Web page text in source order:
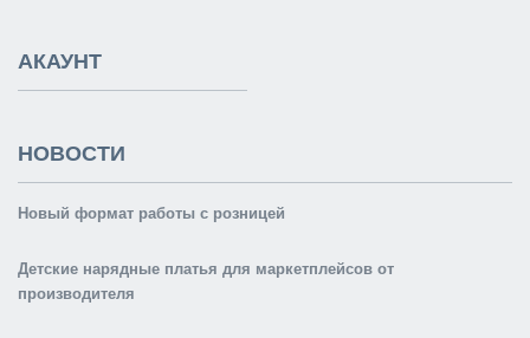
АКАУНТ
НОВОСТИ
Новый формат работы с розницей
Детские нарядные платья для маркетплейсов от
производителя